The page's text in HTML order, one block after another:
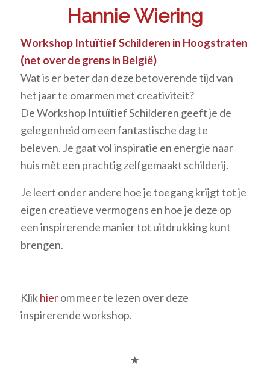
Hannie Wiering
Workshop Intuïtief Schilderen in Hoogstraten
(net over de grens in België)
Wat is er beter dan deze betoverende tijd van
het jaar te omarmen met creativiteit?
De Workshop Intuïtief Schilderen geeft je de
gelegenheid om een fantastische dag te
beleven. Je gaat vol inspiratie en energie naar
huis mèt een prachtig zelfgemaakt schilderij.
Je leert onder andere hoe je toegang krijgt tot je
eigen creatieve vermogens en hoe je deze op
een inspirerende manier tot uitdrukking kunt
brengen.
Klikhierom meer te lezen over deze
inspirerende workshop.